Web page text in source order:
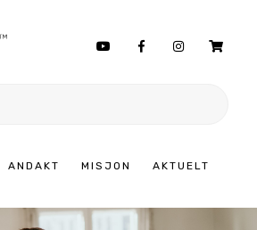
ANDAKT MISJON AKTUELT